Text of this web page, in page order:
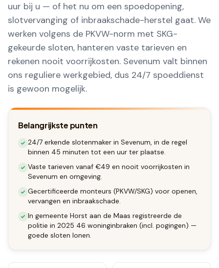
uur bij u — of het nu om een spoedopening,
slotvervanging of inbraakschade-herstel gaat. We
werken volgens de PKVW-norm met SKG-
gekeurde sloten, hanteren vaste tarieven en
rekenen nooit voorrijkosten. Sevenum valt binnen
ons reguliere werkgebied, dus 24/7 spoeddienst
is gewoon mogelijk.
Belangrijkste punten
24/7 erkende slotenmaker in Sevenum, in de regel
binnen 45 minuten tot een uur ter plaatse.
Vaste tarieven vanaf €49 en nooit voorrijkosten in
Sevenum en omgeving.
Gecertificeerde monteurs (PKVW/SKG) voor openen,
vervangen en inbraakschade.
In gemeente Horst aan de Maas registreerde de
politie in 2025 46 woninginbraken (incl. pogingen) —
goede sloten lonen.